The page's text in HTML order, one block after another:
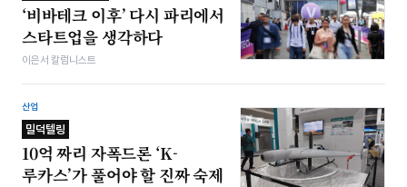
‘비바테크 이후’ 다시 파리에서
스타트업을 생각하다
이은서 칼럼니스트
산업
밀덕텔링
10억 짜리 자폭드론 ‘K-
루카스’가 풀어야 할 진짜 숙제